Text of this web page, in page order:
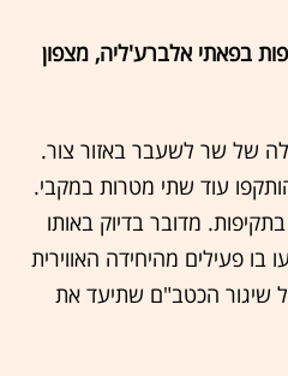
דיווח בלבנון: 3 תקיפות בפאתי אלברע'ליה, מצפון
של שר לשעבר באזור צור.
עוד שתי מטרות במקבי.
מדובר בדיוק באותו
פעילים מהיחידה האווירית
שיגור הכטב"ם שתיעד את